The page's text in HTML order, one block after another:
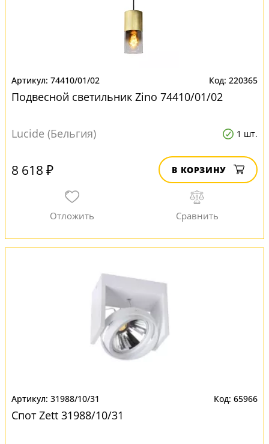
74410/01/02 220365
Подвесной светильник Zino 74410/01/02
Lucide (Бельгия) 1 шт.
8 618 ₽ В КОРЗИНУ
31988/10/31 65966
Спот Zett 31988/10/31